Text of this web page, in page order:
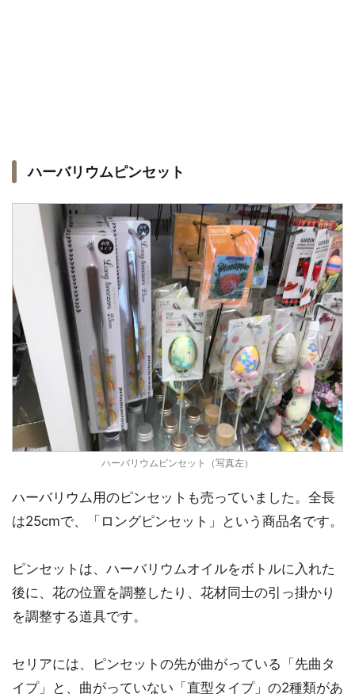
ハーバリウムピンセット
ハーバリウムピンセット（写真左）
ハーバリウム用のピンセットも売っていました。全長
は25cmで、「ロングピンセット」という商品名です。
ピンセットは、ハーバリウムオイルをボトルに入れた
後に、花の位置を調整したり、花材同士の引っ掛かり
を調整する道具です。
セリアには、ピンセットの先が曲がっている「先曲タ
イプ」と、曲がっていない「直型タイプ」の2種類があ